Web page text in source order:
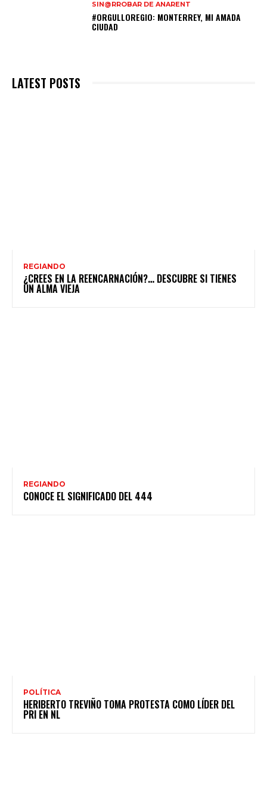
SIN@RROBAR DE ANARENT
#ORGULLOREGIO: MONTERREY, MI AMADA
CIUDAD
LATEST POSTS
REGIANDO
¿CREES EN LA REENCARNACIÓN?… DESCUBRE SI TIENES
UN ALMA VIEJA
REGIANDO
CONOCE EL SIGNIFICADO DEL 444
POLÍTICA
HERIBERTO TREVIÑO TOMA PROTESTA COMO LÍDER DEL
PRI EN NL